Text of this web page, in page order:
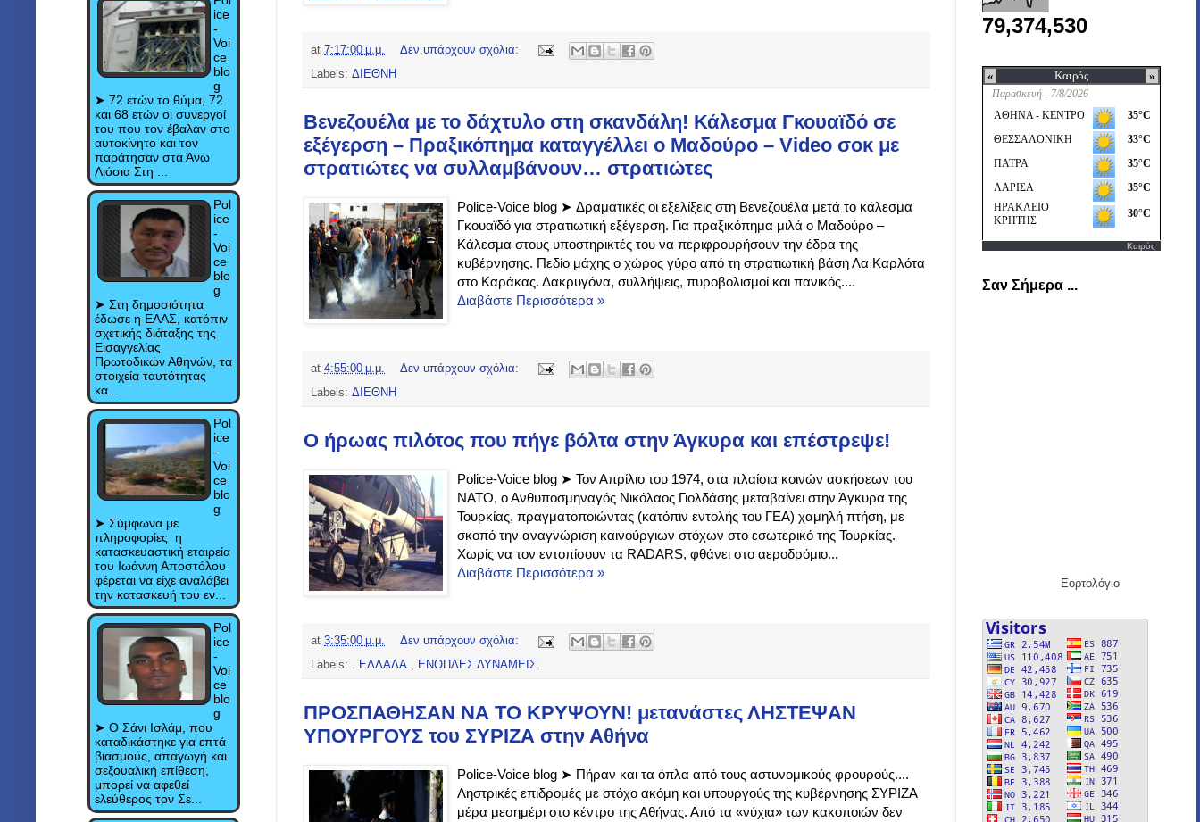
at 7:17:00 μ.μ.
Δεν υπάρχουν σχόλια:
Labels: ΔΙΕΘΝΗ
Βενεζουέλα με το δάχτυλο στη σκανδάλη! Κάλεσμα Γκουαϊδό σε
εξέγερση – Πραξικόπημα καταγγέλλει ο Μαδούρο – Video σοκ με
στρατιώτες να συλλαμβάνουν… στρατιώτες
Police-Voice blog ➤ Δραματικές οι εξελίξεις στη Βενεζουέλα μετά το κάλεσμα
Γκουαϊδό για στρατιωτική εξέγερση. Για πραξικόπημα μιλά ο Μαδούρο –
Κάλεσμα στους υποστηρικτές του να περιφρουρήσουν την έδρα της
κυβέρνησης. Πεδίο μάχης ο χώρος γύρο από τη στρατιωτική βάση Λα Καρλότα
στο Καράκας. Δακρυγόνα, συλλήψεις, πυροβολισμοί και πανικός....
Διαβάστε Περισσότερα »
at 4:55:00 μ.μ.
Δεν υπάρχουν σχόλια:
Labels: ΔΙΕΘΝΗ
Ο ήρωας πιλότος που πήγε βόλτα στην Άγκυρα και επέστρεψε!
Police-Voice blog ➤ Τον Απρίλιο του 1974, στα πλαίσια κοινών ασκήσεων του
ΝΑΤΟ, ο Ανθυποσμηναγός Νικόλαος Γιολδάσης μεταβαίνει στην Άγκυρα της
Τουρκίας, πραγματοποιώντας (κατόπιν εντολής του ΓΕΑ) χαμηλή πτήση, με
σκοπό την αναγνώριση καινούργιων στόχων στο εσωτερικό της Τουρκίας.
Χωρίς να τον εντοπίσουν τα RADARS, φθάνει στο αεροδρόμιο...
Διαβάστε Περισσότερα »
at 3:35:00 μ.μ.
Δεν υπάρχουν σχόλια:
Labels: . ΕΛΛΑΔΑ., ΕΝΟΠΛΕΣ ΔΥΝΑΜΕΙΣ.
ΠΡΟΣΠΑΘΗΣΑΝ ΝΑ ΤΟ ΚΡΥΨΟΥΝ! μετανάστες ΛΗΣΤΕΨΑΝ
ΥΠΟΥΡΓΟΥΣ του ΣΥΡΙΖΑ στην Αθήνα
Police-Voice blog ➤ Πήραν και τα όπλα από τους αστυνομικούς φρουρούς....
Ληστρικές επιδρομές με στόχο ακόμη και υπουργούς της κυβέρνησης ΣΥΡΙΖΑ
μέρα μεσημέρι στο κέντρο της Αθήνας. Από τα «νύχια» των κακοποιών δεν
ice
-
Voi
ce
blo
g
➤ 72 ετών το θύμα, 72
και 68 ετών οι συνεργοί
του που τον έβαλαν στο
αυτοκίνητο και τον
παράτησαν στα Άνω
Λιόσια Στη ...
Pol
ice
-
Voi
ce
blo
g
➤ Στη δημοσιότητα
έδωσε η ΕΛΑΣ, κατόπιν
σχετικής διάταξης της
Εισαγγελίας
Πρωτοδικών Αθηνών, τα
στοιχεία ταυτότητας
κα...
Pol
ice
-
Voi
ce
blo
g
➤ Σύμφωνα με
πληροφορίες η
κατασκευαστική εταιρεία
του Ιωάννη Αποστόλου
φέρεται να είχε αναλάβει
την κατασκευή του εν...
Pol
ice
-
Voi
ce
blo
g
➤ Ο Σάνι Ισλάμ, που
καταδικάστηκε για επτά
βιασμούς, απαγωγή και
σεξουαλική επίθεση,
μπορεί να αφεθεί
ελεύθερος τον Σε...
79,374,530
Καιρός
Σαν Σήμερα ...
Εορτολόγιο